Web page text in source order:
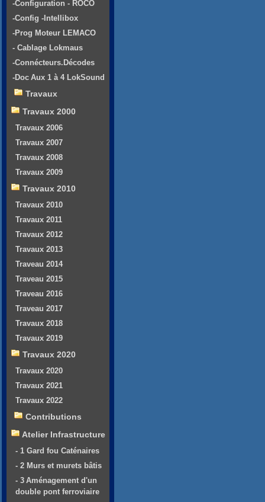
-Configuration - ROCO
-Config -Intellibox
-Prog Moteur LEMACO
- Cablage Lokmaus
-Connécteurs.Décodes
-Doc Aux 1 à 4 LokSound
Travaux
Travaux 2000
Travaux 2006
Travaux 2007
Travaux 2008
Travaux 2009
Travaux 2010
Travaux 2010
Travaux 2011
Travaux 2012
Travaux 2013
Traveau 2014
Traveau 2015
Traveau 2016
Traveau 2017
Travaux 2018
Travaux 2019
Travaux 2020
Travaux 2020
Travaux 2021
Travaux 2022
Contributions
Atelier Infrastructure
- 1 Gard fou Caténaires
- 2 Murs et murets bâtis
- 3 Aménagement d'un
double pont ferroviaire